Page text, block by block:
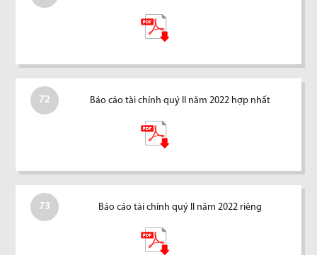
72 Báo cáo tài chính quý II năm 2022 hợp nhất
73 Báo cáo tài chính quý II năm 2022 riêng